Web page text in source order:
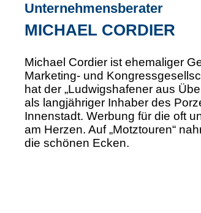
Unternehmensberater
MICHAEL CORDIER
Michael Cordier ist ehemaliger
Marketing- und
hat der „Ludwigshafener aus
als langjähriger Inhaber des
Innenstadt. Werbung für die oft
am Herzen. Auf „Motztouren“
die schönen Ecken.